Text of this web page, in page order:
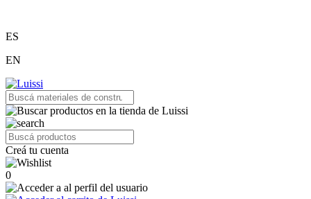
ES
EN
Creá tu cuenta
0